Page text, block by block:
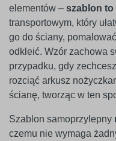
elementów – szablon to
transportowym, który
go do ściany,
odkleić. Wzór zachowa
przypadku, gdy
rozciąć arkusz
ścianę, tworząc w ten
Szablon samoprzylepny
czemu nie wymaga